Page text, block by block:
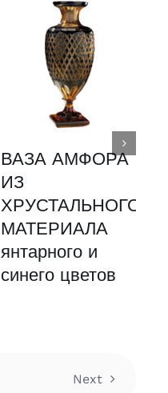
ВАЗА АМФОРА
ИЗ
ХРУСТАЛЬНОГО
МАТЕРИАЛА
янтарного и
синего цветов
Next